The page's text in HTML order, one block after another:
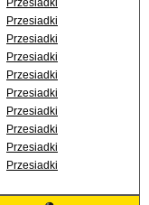
Przesiadki
Przesiadki
Przesiadki
Przesiadki
Przesiadki
Przesiadki
Przesiadki
Przesiadki
Przesiadki
Przesiadki